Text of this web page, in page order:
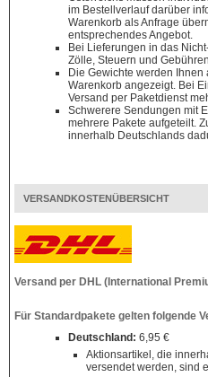
im Bestellverlauf darüber
Warenkorb als Anfrage
entsprechendes Angebot.
Bei Lieferungen in das
Zölle, Steuern und
Die Gewichte werden
Warenkorb angezeigt. Bei
Versand per Paketdienst
Schwerere Sendungen mit
mehrere Pakete aufgeteilt.
innerhalb Deutschlands
VERSANDKOSTENÜBERSICHT
Versand per DHL (International
Für Standardpakete gelten folgende
Deutschland: 6,95 €
Aktionsartikel, die
versendet werden, sind